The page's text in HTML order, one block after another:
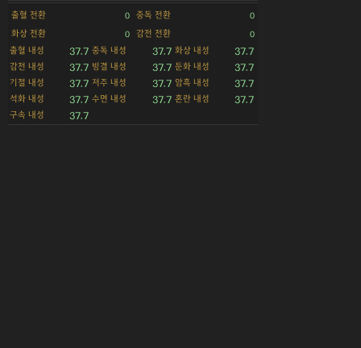
출혈 전환 0 중독 전환 0
화상 전환 0 감전 전환 0
출혈 내성 37.7 중독 내성 37.7 화상 내성 37.7
감전 내성 37.7 빙결 내성 37.7 둔화 내성 37.7
기절 내성 37.7 저주 내성 37.7 암흑 내성 37.7
석화 내성 37.7 수면 내성 37.7 혼란 내성 37.7
구속 내성 37.7